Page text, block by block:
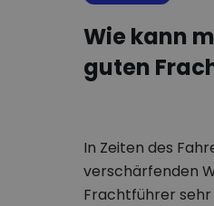
Wie kann
guten
In Zeiten des
verschärfenden
Frachtführer